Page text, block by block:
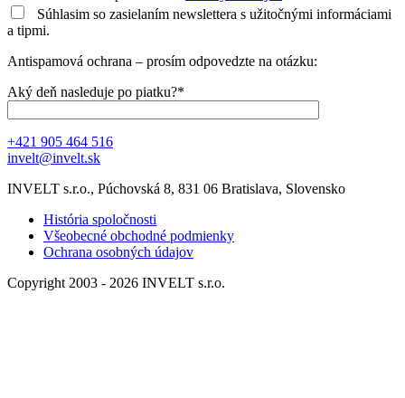
Súhlasim so zasielaním newslettera s užitočnými informáciami
a tipmi.
Antispamová ochrana – prosím odpovedzte na otázku:
Aký deň nasleduje po piatku?*
+421 905 464 516
invelt@invelt.sk
INVELT s.r.o., Púchovská 8, 831 06 Bratislava, Slovensko
História spoločnosti
Všeobecné obchodné podmienky
Ochrana osobných údajov
Copyright 2003 - 2026 INVELT s.r.o.